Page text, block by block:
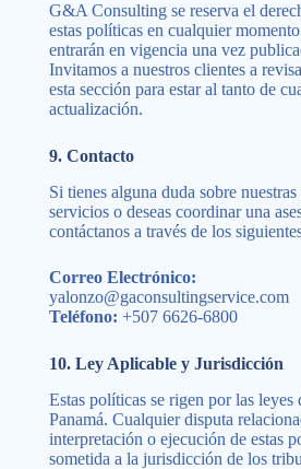
G&A Consulting se reserva el
estas políticas en cualquier
entrarán en vigencia una vez
Invitamos a nuestros clientes a
esta sección para estar al tanto de
actualización.
9. Contacto
Si tienes alguna duda sobre
servicios o deseas coordinar una
contáctanos a través de los
Correo Electrónico:
yalonzo@gaconsultingservice.com
Teléfono: +507 6626-6800
10. Ley Aplicable y Jurisdicción
Estas políticas se rigen por las leyes
Panamá. Cualquier disputa
interpretación o ejecución de estas
sometida a la jurisdicción de los